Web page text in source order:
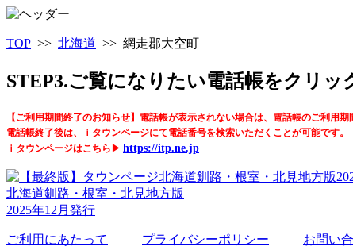
TOP >> 北海道 >> 網走郡大空町
STEP3.ご覧になりたい電話帳をクリッ
【ご利用期間終了のお知らせ】電話帳が表示されない場合は、電話帳のご利用期
電話帳終了後は、ｉタウンページにて電話番号を検索いただくことが可能です。
ｉタウンページはこちら▶ https://itp.ne.jp
北海道釧路・根室・北見地方版
2025年12月発行
ご利用にあたって | プライバシーポリシー | お問い